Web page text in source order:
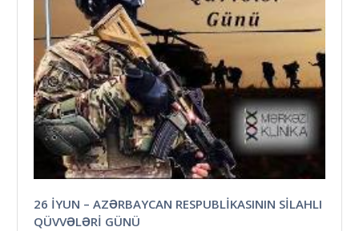
26 IYUN – AZƏRBAYCAN RESPUBLIKASININ SILAHLI
QÜVVƏLƏRI GÜNÜ